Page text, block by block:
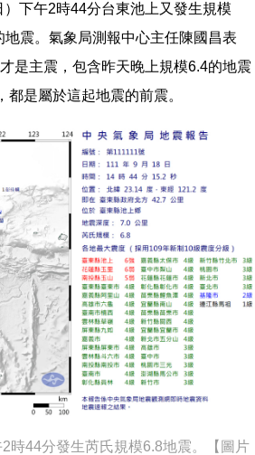
下午2時44分台東池上又發生規模
震。氣象局測報中心主任陳國昌表
是主震，包含昨天晚上規模6.4的地震
都是屬於這起地震的前震。
時44分發生芮氏規模6.8地震。【圖片